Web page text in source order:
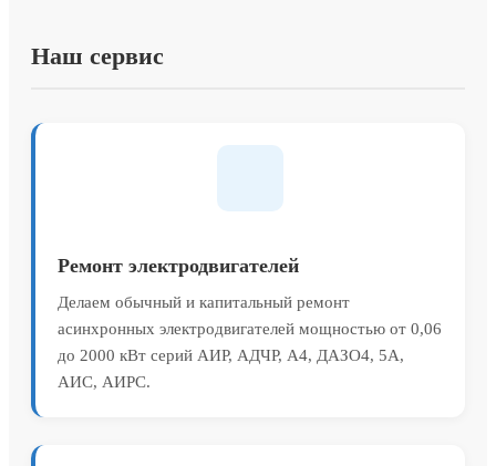
Наш сервис
Ремонт электродвигателей
Делаем обычный и капитальный ремонт
асинхронных электродвигателей мощностью от 0,06
до 2000 кВт серий АИР, АДЧР, А4, ДАЗО4, 5А,
АИС, АИРС.